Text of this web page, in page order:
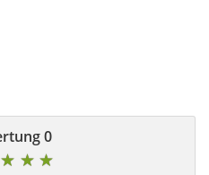
0 Bewertung
★
★
★